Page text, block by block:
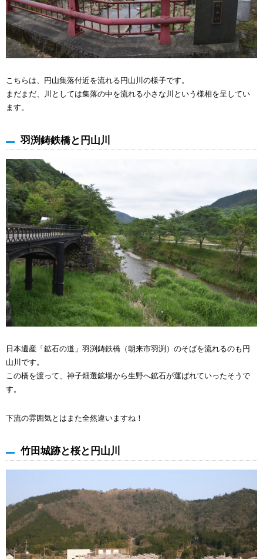
こちらは、円山集落付近を流れる円山川の様子です。
まだまだ、川としては集落の中を流れる小さな川という様相を呈してい
ます。
羽渕鋳鉄橋と円山川
日本遺産「鉱石の道」羽渕鋳鉄橋（朝来市羽渕）のそばを流れるのも円
山川です。
この橋を渡って、神子畑選鉱場から生野へ鉱石が運ばれていったそうで
す。
下流の雰囲気とはまた全然違いますね！
竹田城跡と桜と円山川